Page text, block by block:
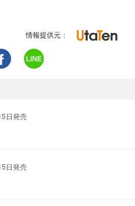
情報提供元：
日発売
日発売